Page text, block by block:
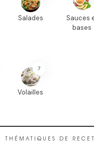
Salades
Sauces
bases
7
Volailles
THÉMATIQUES DE